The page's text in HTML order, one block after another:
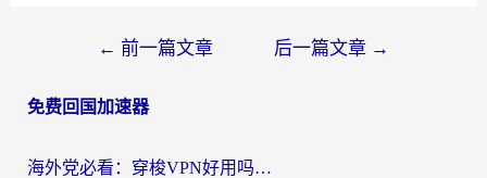
导
← 前一篇文章 后一篇文章 →
免费回国加速器
海外党必看：穿梭VPN好用吗？和云帆VPN对比哪个回国效果更好？附真实测评+避坑指南